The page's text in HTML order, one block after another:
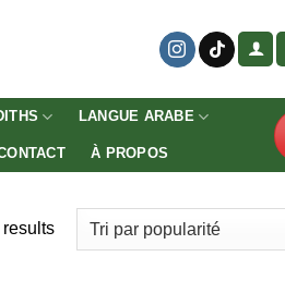
LANGUE ARABE
À PROPOS